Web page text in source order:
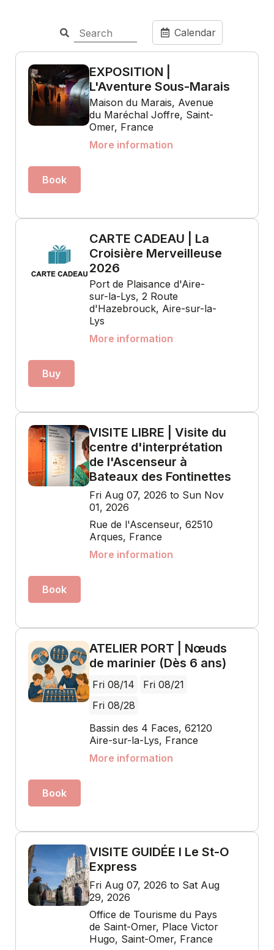
Calendar
EXPOSITION |
L'Aventure Sous-Marais
Maison du Marais, Avenue
du Maréchal Joffre, Saint-
Omer, France
More information
Book
CARTE CADEAU | La
Croisière Merveilleuse
2026
Port de Plaisance d'Aire-
sur-la-Lys, 2 Route
d'Hazebrouck, Aire-sur-la-
Lys
More information
Buy
VISITE LIBRE | Visite du
centre d'interprétation
de l'Ascenseur à
Bateaux des Fontinettes
Fri Aug 07, 2026 to Sun Nov
01, 2026
Rue de l'Ascenseur, 62510
Arques, France
More information
Book
ATELIER PORT | Nœuds
de marinier (Dès 6 ans)
Fri 08/14
Fri 08/21
Fri 08/28
Bassin des 4 Faces, 62120
Aire-sur-la-Lys, France
More information
Book
VISITE GUIDÉE I Le St-O
Express
Fri Aug 07, 2026 to Sat Aug
29, 2026
Office de Tourisme du Pays
de Saint-Omer, Place Victor
Hugo, Saint-Omer, France